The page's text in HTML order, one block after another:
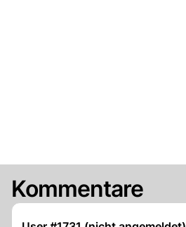
Kommentare